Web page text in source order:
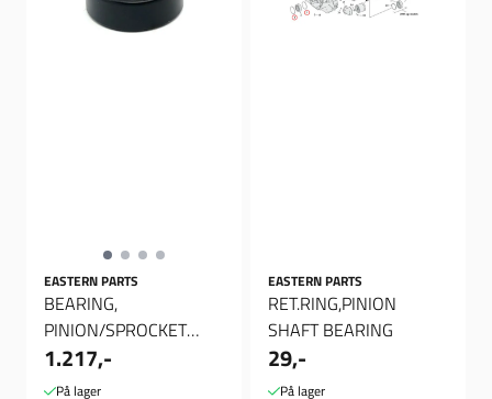
EASTERN PARTS
BEARING,
PINION/SPROCKET
SHAFT, Pinion lager
1.217,-
På lager
EASTERN PARTS
RET.RING,PINION
SHAFT BEARING
29,-
På lager